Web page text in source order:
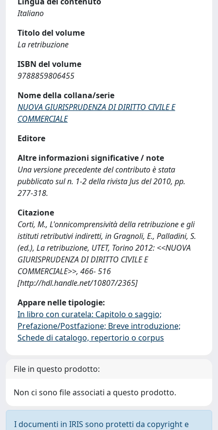
Italiano
Titolo del volume
La retribuzione
ISBN del volume
9788859806455
Nome della collana/serie
NUOVA GIURISPRUDENZA DI DIRITTO CIVILE E
COMMERCIALE
Editore
Altre informazioni significative / note
Una versione precedente del contributo è stata
pubblicato sul n. 1-2 della rivista Jus del 2010, pp.
277-318.
Citazione
Corti, M., L'onnicomprensività della retribuzione e gli
istituti retributivi indiretti, in Gragnoli, E., Palladini, S.
(ed.), La retribuzione, UTET, Torino 2012: <<NUOVA
GIURISPRUDENZA DI DIRITTO CIVILE E
COMMERCIALE>>, 466- 516
[http://hdl.handle.net/10807/2365]
Appare nelle tipologie:
In libro con curatela: Capitolo o saggio;
Prefazione/Postfazione; Breve introduzione;
Schede di catalogo, repertorio o corpus
File in questo prodotto:
Non ci sono file associati a questo prodotto.
I documenti in IRIS sono protetti da copyright e